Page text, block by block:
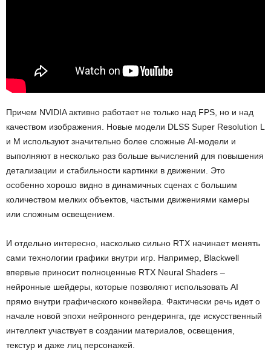
Причем NVIDIA активно работает не только над FPS, но и над
качеством изображения. Новые модели DLSS Super Resolution L
и M используют значительно более сложные AI-модели и
выполняют в несколько раз больше вычислений для повышения
детализации и стабильности картинки в движении. Это
особенно хорошо видно в динамичных сценах с большим
количеством мелких объектов, частыми движениями камеры
или сложным освещением.
И отдельно интересно, насколько сильно RTX начинает менять
сами технологии графики внутри игр. Например, Blackwell
впервые приносит полноценные RTX Neural Shaders –
нейронные шейдеры, которые позволяют использовать AI
прямо внутри графического конвейера. Фактически речь идет о
начале новой эпохи нейронного рендеринга, где искусственный
интеллект участвует в создании материалов, освещения,
текстур и даже лиц персонажей.